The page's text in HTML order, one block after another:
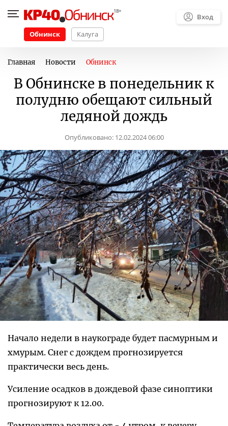
Обнинск Калуга
Вход
Главная Новости Обнинск
В Обнинске в понедельник к
полудню обещают сильный
ледяной дождь
Опубликовано: 12.02.2024 06:00
Начало недели в наукограде будет пасмурным и
хмурым. Снег с дождем прогнозируется
практически весь день.
Усиление осадков в дождевой фазе синоптики
прогнозируют к 12.00.